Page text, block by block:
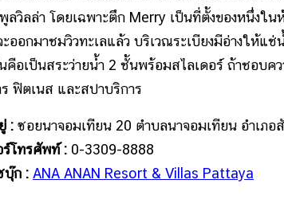
ลวิลล่า โดยเฉพาะตึก Merry เป็นที่ตั้งของหนึ่งใ
ออกมาชมวิวทะเลแล้ว บริเวณระเบียงมีอ่างให้แ
คือเป็นสระว่ายน้ำ 2 ชั้นพร้อมสไลเดอร์ ถ้าชอบ
ฟิตเนส และสปาบริการ
: ซอยนาจอมเทียน 20 ตำบลนาจอมเทียน อำเภ
ร์โทรศัพท์ : 0-3309-8888
บุ๊ก : ANA ANAN Resort & Villas Pattaya